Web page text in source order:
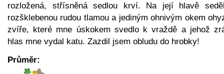
rozložená, střísněná sedlou krví. Na její hlavě
rozšklebenou rudou tlamou a jediným ohnivým okem
zvíře, které mne úskokem svedlo k vraždě a jehož
hlas mne vydal katu. Zazdil jsem obludu do hrobky!
Průměr: